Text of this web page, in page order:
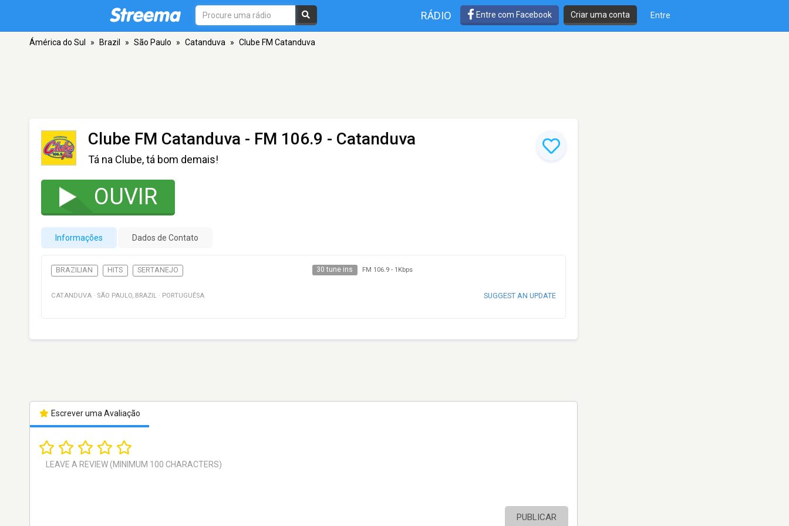
RÁDIO Entre com Facebook Criar uma conta Entre
Ámérica do Sul » Brazil » São Paulo » Catanduva » Clube FM Catanduva
Clube FM Catanduva - FM 106.9 - Catanduva
Tá na Clube, tá bom demais!
OUVIR
Informações Dados de Contato
BRAZILIAN HITS SERTANEJO 30 tune ins FM 106.9- 1Kbps
CATANDUVA · SÃO PAULO, BRAZIL · PORTUGUÊSA SUGGEST AN UPDATE
Escrever uma Avaliação
PUBLICAR